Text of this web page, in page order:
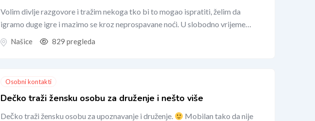
Volim divlje razgovore i tražim nekoga tko bi to mogao ispratiti, želim da
igramo duge igre i mazimo se kroz neprospavane noći. U slobodno vrijeme…
Našice 829 pregleda
Osobni kontakti
Dečko traži žensku osobu za druženje i nešto više
Dečko traži žensku osobu za upoznavanje i druženje.
Mobilan tako da nije